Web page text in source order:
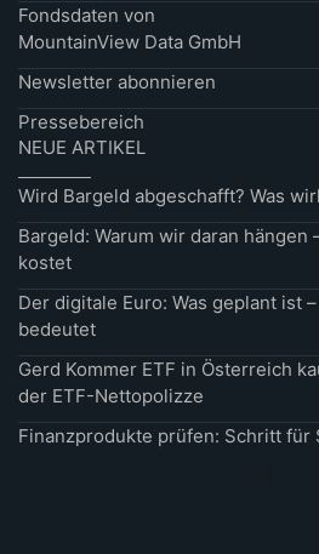
Fondsdaten von
MountainView Data GmbH
Newsletter abonnieren
Pressebereich
NEUE ARTIKEL
Wird Bargeld abgeschafft? Was
Bargeld: Warum wir daran hängen
kostet
Der digitale Euro: Was geplant ist
bedeutet
Gerd Kommer ETF in Österreich
der ETF-Nettopolizze
Finanzprodukte prüfen: Schritt für